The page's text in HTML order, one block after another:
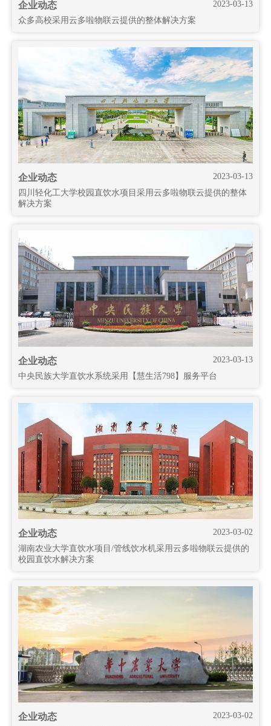
2023-03-13
企业动态
众多高校采用云多啦物联云提供的整体解决方案
2023-03-13
企业动态
四川轻化工大学校园直饮水项目采用云多啦物联云提供的整体
解决方案
2023-03-13
企业动态
中央民族大学直饮水系统采用【慧生活798】服务平台
2023-03-02
企业动态
湖南农业大学直饮水项目/管线饮水机采用云多啦物联云提供的
校园直饮水解决方案
2023-03-02
企业动态